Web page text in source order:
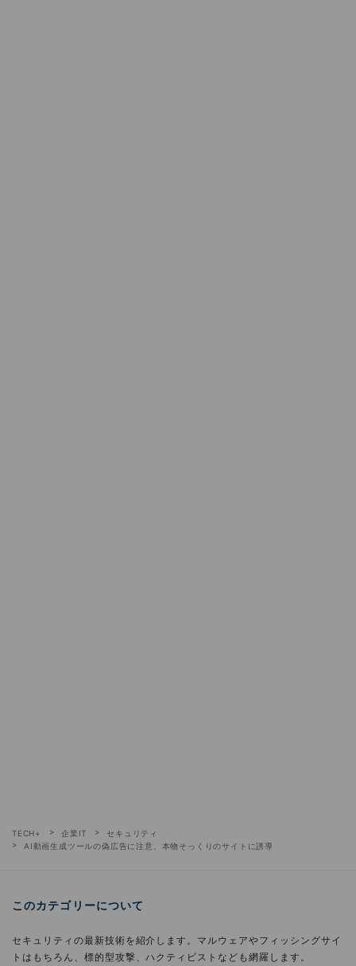
TECH+ 企業IT
セキュリティ
AI動画生成ツールの偽広告に注意、本物そっくりのサイトに誘導
このカテゴリーについて
セキュリティの最新技術を紹介します。マルウェアやフィッシングサイ
トはもちろん、標的型攻撃、ハクティビストなども網羅します。